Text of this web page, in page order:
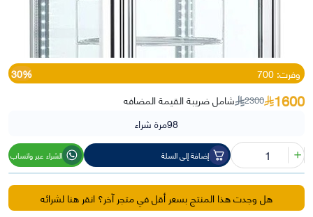
وفرت: 700 30%
1600
2300
شامل ضريبة القيمة المضافه
98مرة شراء
كمية
ثلاجة
عرض
كيك
علي
إضافة إلى السلة الشراء عبر واتساب
هل وجدت هذا المنتج بسعر أقل في متجر آخر؟ انقر هنا لشرائه